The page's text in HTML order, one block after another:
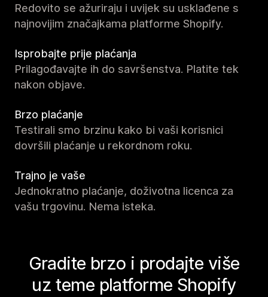
Redovito se ažuriraju i uvijek su usklađene s
najnovijim značajkama platforme Shopify.
Isprobajte prije plaćanja
Prilagođavajte ih do savršenstva. Platite tek
nakon objave.
Brzo plaćanje
Testirali smo brzinu kako bi vaši korisnici
dovršili plaćanje u rekordnom roku.
Trajno je vaše
Jednokratno plaćanje, doživotna licenca za
vašu trgovinu. Nema isteka.
Gradite brzo i prodajte više
uz teme platforme Shopify